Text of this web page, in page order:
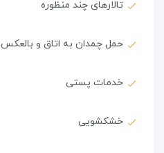
تالارهای چند منظوره
حمل چمدان به اتاق و بالعکس
خدمات پستی
خشکشویی